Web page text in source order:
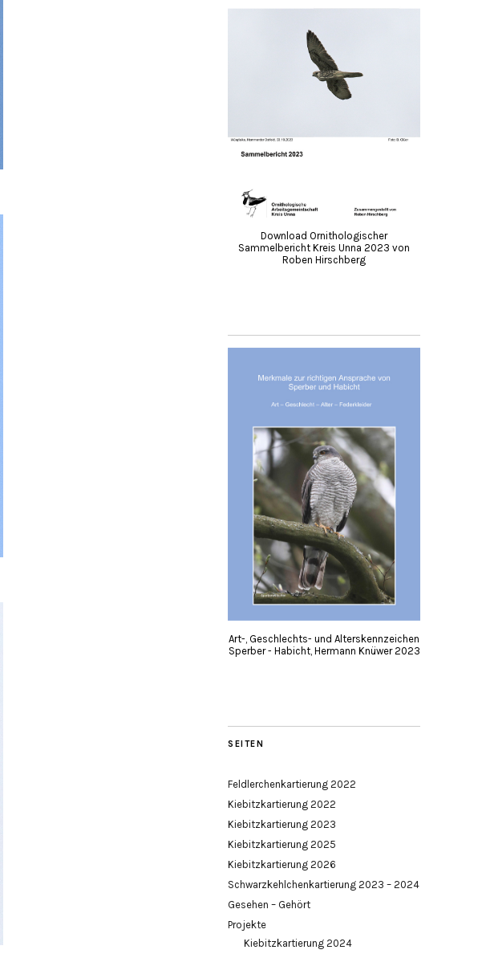
Download Ornithologischer
Sammelbericht Kreis Unna 2023 von
Roben Hirschberg
Art-, Geschlechts- und Alterskennzeichen
Sperber - Habicht, Hermann Knüwer 2023
SEITEN
Feldlerchenkartierung 2022
Kiebitzkartierung 2022
Kiebitzkartierung 2023
Kiebitzkartierung 2025
Kiebitzkartierung 2026
Schwarzkehlchenkartierung 2023 – 2024
Gesehen – Gehört
Projekte
Kiebitzkartierung 2024